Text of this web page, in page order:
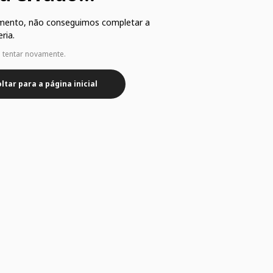
não conseguimos completar a
novamente.
para a página inicial